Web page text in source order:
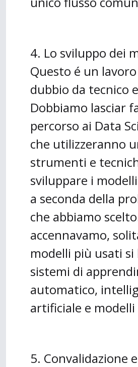
4. Lo sviluppo dei
Questo é un lavoro
dubbio da tecnico
Dobbiamo lasciar
percorso ai Data
che utilizzeranno
strumenti e
sviluppare i
a seconda della
che abbiamo
accennavamo,
modelli più usati si
sistemi di
automatico,
artificiale e
5. Convalidazione e